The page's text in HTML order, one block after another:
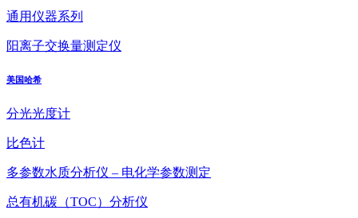
通用仪器系列
阳离子交换量测定仪
美国哈希
分光光度计
比色计
多参数水质分析仪 – 电化学参数测定
总有机碳（TOC）分析仪